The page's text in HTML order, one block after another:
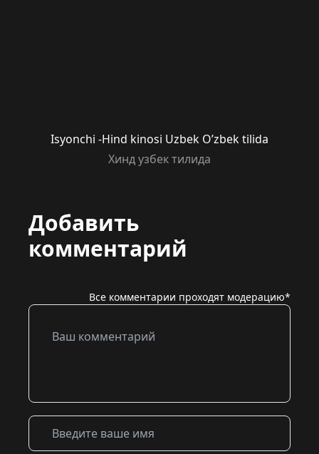
Isyonchi -Hind kinosi Uzbek O’zbek tilida
Хинд узбек тилида
Добавить
комментарий
Все комментарии проходят модерацию*